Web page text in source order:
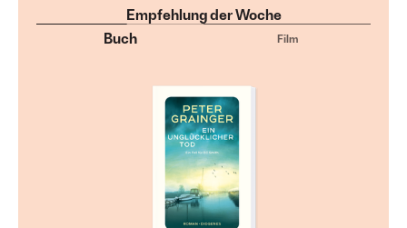
Empfehlung der Woche
Buch
Film